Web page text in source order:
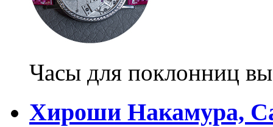
Часы для поклонниц
Хироши Накамура,